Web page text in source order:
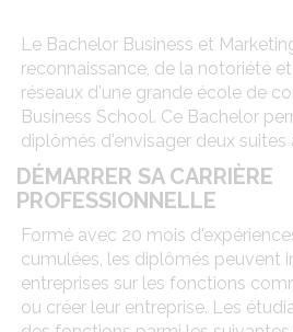
Le Bachelor Business et
reconnaissance, de la notoriété
réseaux d'une grande école de
Business School. Ce Bachelor
diplômés d'envisager deux suites
DÉMARRER SA CARRIÈRE
PROFESSIONNELLE
Formé avec 20 mois
cumulées, les diplômés peuvent
entreprises sur les fonctions
ou créer leur entreprise. Les